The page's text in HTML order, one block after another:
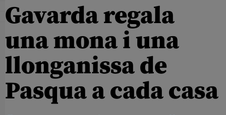
Gavarda regala
una mona i una
llonganissa de
Pasqua a cada casa